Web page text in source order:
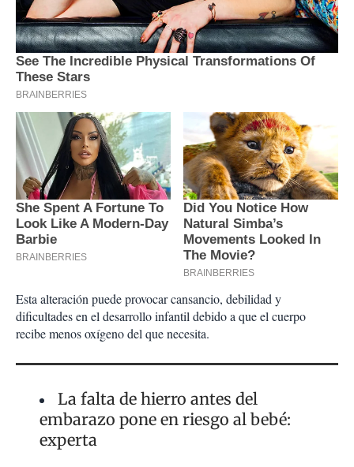
Esta alteración puede provocar cansancio, debilidad y
dificultades en el desarrollo infantil debido a que el cuerpo
recibe menos oxígeno del que necesita.
La falta de hierro antes del
embarazo pone en riesgo al bebé:
experta